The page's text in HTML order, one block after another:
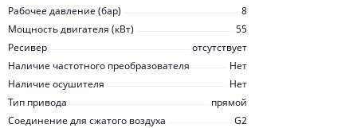
Рабочее давление (бар)
8
Мощность двигателя (кВт)
55
Ресивер
отсутствует
Наличие частотного преобразователя
Нет
Наличие осушителя
Нет
Тип привода
прямой
Соединение для сжатого воздуха
G2